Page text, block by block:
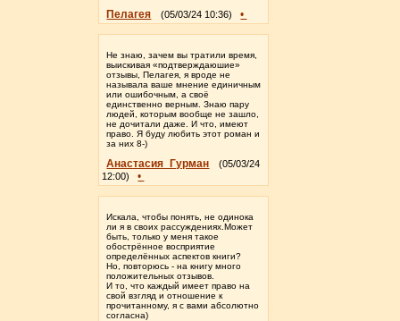
Пелагея (05/03/24 10:36) •
Не знаю, зачем вы тратили время,
выискивая «подтверждаюшие»
отзывы, Пелагея, я вроде не
называла ваше мнение единичным
или ошибочным, а своё
единственно верным. Знаю пару
людей, которым вообще не зашло,
не дочитали даже. И что, имеют
право. Я буду любить этот роман и
за них 8-)
Анастасия_Гурман
(05/03/24
12:00)
•
Искала, чтобы понять, не одинока
ли я в своих рассуждениях.Может
быть, только у меня такое
обострённое восприятие
определённых аспектов книги?
Но, повторюсь - на книгу много
положительных отзывов.
И то, что каждый имеет право на
свой взгляд и отношение к
прочитанному, я с вами абсолютно
согласна)